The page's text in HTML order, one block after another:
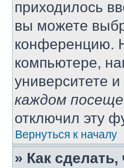
приходилось
вы можете
конференцию.
компьютере,
университете
каждом
отключил эту
Вернуться к началу
» Как